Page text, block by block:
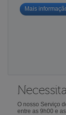
Mais
O nosso Serviço
entre as 9h00 e